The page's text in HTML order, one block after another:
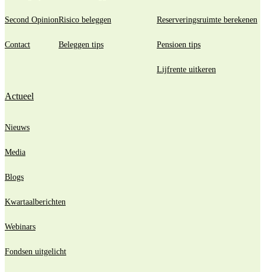
Second Opinion
Contact
Risico beleggen
Beleggen tips
Reserveringsruimte berekenen
Pensioen tips
Lijfrente uitkeren
Actueel
Nieuws
Media
Blogs
Kwartaalberichten
Webinars
Fondsen uitgelicht